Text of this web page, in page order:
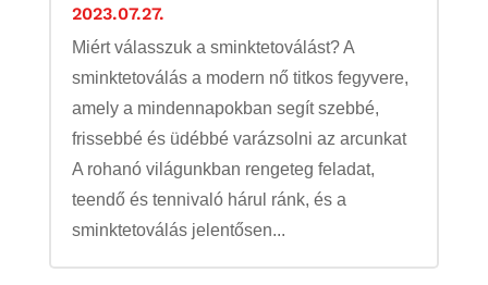
2023.07.27.
Miért válasszuk a sminktetoválást? A
sminktetoválás a modern nő titkos fegyvere,
amely a mindennapokban segít szebbé,
frissebbé és üdébbé varázsolni az arcunkat
A rohanó világunkban rengeteg feladat,
teendő és tennivaló hárul ránk, és a
sminktetoválás jelentősen...